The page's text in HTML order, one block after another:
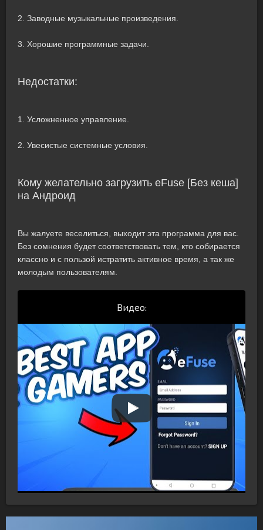
2. Заводные музыкальные произведения.
3. Хорошие программные задачи.
Недостатки:
1. Усложненное управление.
2. Увесистые системные условия.
Кому желательно загрузить eFuse [Без кеша]
на Андроид
Вы жалуете веселиться, выходит эта программа для вас.
Без сомнения будет соответствовать тем, кто собирается
классно и с пользой истратить активное время, а так же
молодым пользователям.
Видео: